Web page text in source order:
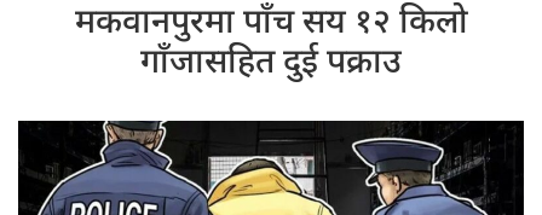
मकवानपुरमा पाँच सय १२ किलो
गाँजासहित दुई पक्राउ